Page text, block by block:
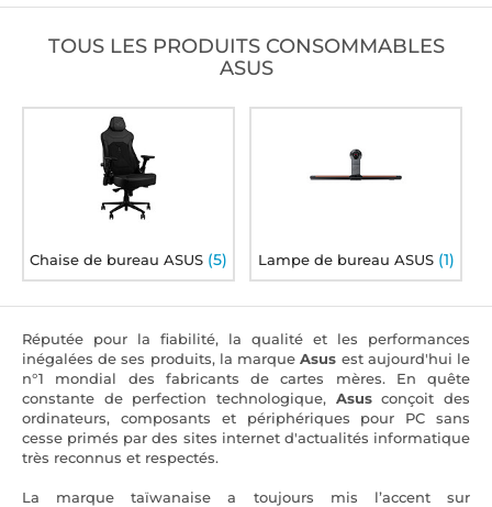
Réputée pour la fiabilité, la qualité et les performances
inégalées de ses produits, la marqueAsus est aujourd'hui le
n°1 mondial des fabricants de cartes mères. En quête
constante de perfection technologique, Asusconçoit des
ordinateurs, composants et périphériques pour PC sans
cesse primés par des sites internet d'actualités informatique
très reconnus et respectés.
La marque taïwanaise a toujours mis l’accent sur
TOUS LES PRODUITS CONSOMMABLES
ASUS
Chaise de bureau ASUS (5) Lampe de bureau ASUS (1)